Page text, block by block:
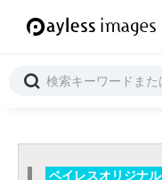
ペイレスオリジナル